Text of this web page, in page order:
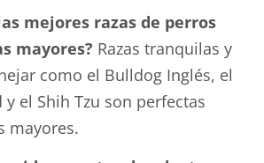
mejores razas de perros
mayores? Razas tranquilas y
como el Bulldog Inglés, el
y el Shih Tzu son perfectas
mayores.